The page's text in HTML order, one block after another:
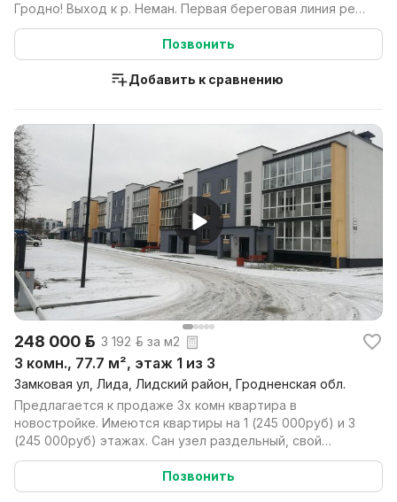
Гродно! Выход к р. Неман. Первая береговая линия реки
— э...
Позвонить
Добавить к сравнению
248 000 р. 3 192 р. за м2
3 комн., 77.7 м², этаж 1 из 3
Замковая ул, Лида, Лидский район, Гродненская обл.
Предлагается к продаже 3х комн квартира в
новостройке. Имеются квартиры на 1 (245 000руб) и 3
(245 000руб) этажах. Сан узел раздельный, свой
газовый к...
Позвонить